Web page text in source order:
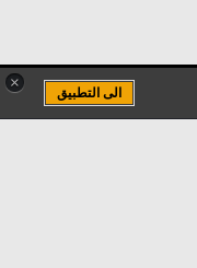
×
الى التطبيق